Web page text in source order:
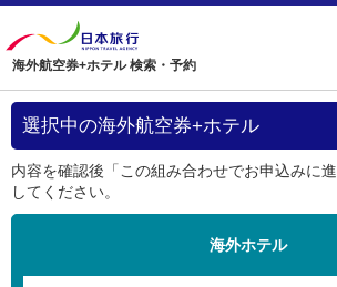
海外航空券+ホテル 検索・予約
選択中の海外航空券+ホテル
内容を確認後「この組み合わせでお申込みに
してください。
海外ホテル